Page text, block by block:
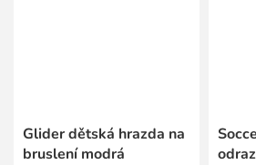
Glider dětská hrazda na
bruslení modrá